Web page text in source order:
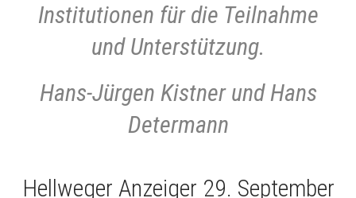
Institutionen für die Teilnahme
und Unterstützung.
Hans-Jürgen Kistner und Hans
Determann
Hellweger Anzeiger 29. September